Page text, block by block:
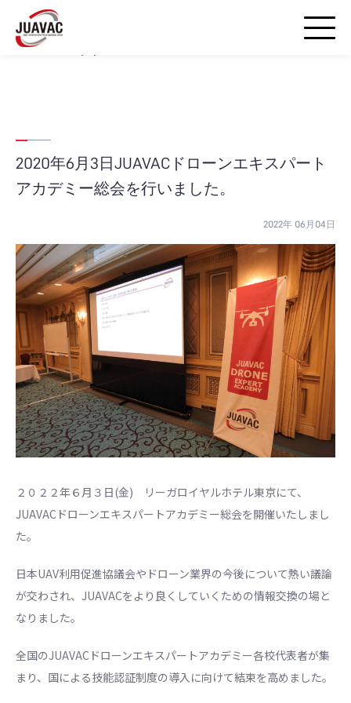
Warning: strpos() expects parameter 1 to be string, array given in
/home/airds/juavac-droneschool.jp/public_html/wp-
includes/blocks.php
2020年6月3日JUAVACドローンエキスパート
アカデミー総会を行いました。
2022年 06月04日
２０２２年６月３日(金) リーガロイヤルホテル東京にて、
JUAVACドローンエキスパートアカデミー総会を開催いたしまし
た。
日本UAV利用促進協議会やドローン業界の今後について熱い議論
が交わされ、JUAVACをより良くしていくための情報交換の場と
なりました。
全国のJUAVACドローンエキスパートアカデミー各校代表者が集
まり、国による技能認証制度の導入に向けて結束を高めました。